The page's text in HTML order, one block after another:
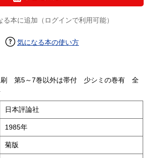
る本に追加（ログインで利用可能）
気になる本の使い方
第5～7巻以外は帯付 少シミの巻有 全
日本評論社
1985年
菊版